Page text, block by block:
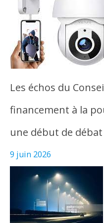
Les échos du
financement à la
une début de
9 juin 2026